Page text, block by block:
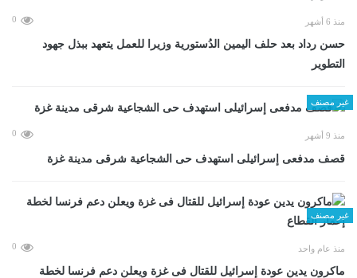
منذ 6 أشهر 0
حسن رداد بعد حلف اليمين الدُستورية وزيرا للعمل يتعهد ببذل جهود
التطوير
غير مصنف
منذ 9 أشهر 0
قصف مدفعى إسرائيلى استهدف حى الشجاعية شرقى مدينة غزة
غير مصنف
منذ عام واحد 0
ماكرون يدين عودة إسرائيل للقتال فى غزة ويعلن دعم فرنسا لخطة